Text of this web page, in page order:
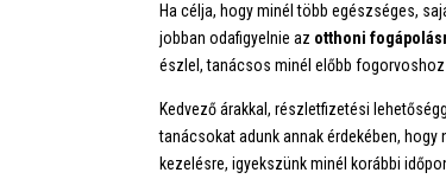
Ha célja, hogy minél több egészséges,
jobban odafigyelnie az otthoni
észlel, tanácsos minél előbb fogorvoshoz
Kedvező árakkal, részletfizetési
tanácsokat adunk annak érdekében,
kezelésre, igyekszünk minél korábbi